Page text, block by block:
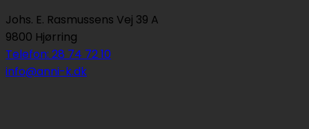
Johs. E. Rasmussens Vej 39 A
9800 Hjørring
Telefon: 28 74 72 10
info@anni-k.dk